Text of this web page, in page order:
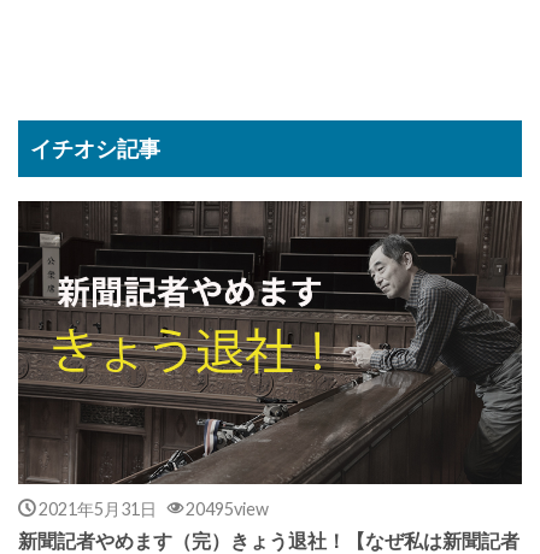
イチオシ記事
2021年5月31日 20495view
新聞記者やめます（完）きょう退社！【なぜ私は新聞記者